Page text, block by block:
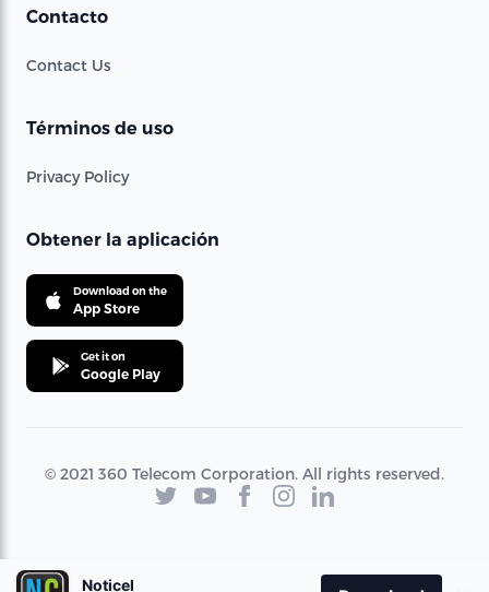
Contacto
Contact Us
Términos de uso
Privacy Policy
Obtener la aplicación
Download on the
App Store
Get it on
Google Play
© 2021 360 Telecom Corporation. All rights reserved.
Noticel